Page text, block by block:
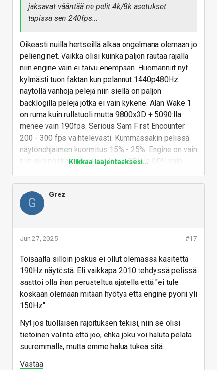
jaksavat vääntää ne pelit 4k/8k asetukset
tapissa sen 240fps...
Oikeasti nuilla hertseillä alkaa ongelmana olemaan jo
pelienginet. Vaikka olisi kuinka paljon rautaa rajalla
niin engine vain ei taivu enempään. Huomannut nyt
kylmästi tuon faktan kun pelannut 1440p480Hz
näytöllä vanhoja pelejä niin siellä on paljon
backlogilla pelejä jotka ei vain kykene. Alan Wake 1
on ruma kuin rullatuoli mutta 9800x3D + 5090:lla
menee vain 190fps. Serious Sam First Encounter
200 - 300 fps vaihtelevasti. Kummassakin pelissä
näytönohjaimen kuormitus 15% - 25%. Engine on vain
niin susipaska että se stallaa ja CPU ja GPU vain
Varmasti nykyisissäkin peleissä, jotka on tällä
hetkellä älyttömän raskaita, käy niin että kun 10v
päästä palaa niihin täysin överi koneella niin
koska engine alunperinkin oli niin paska. Voisin
kuvitella että nämä UE5 pelit pyörivät yhtä paskasti
10v vuoden päästä mitä nytkin.
Vastaa
Klikkaa laajentaaksesi...
G
Grez
#17
Jun 27, 2025
Toisaalta silloin joskus ei ollut olemassa käsitettä
190Hz näytöstä. Eli vaikkapa 2010 tehdyssä pelissä
saattoi olla ihan perusteltua ajatella että "ei tule
koskaan olemaan mitään hyötyä että engine pyörii yli
150Hz".
Nyt jos tuollaisen rajoituksen tekisi, niin se olisi
tietoinen valinta että joo, ehkä joku voi haluta pelata
suuremmalla, mutta emme halua tukea sitä.
Vastaa